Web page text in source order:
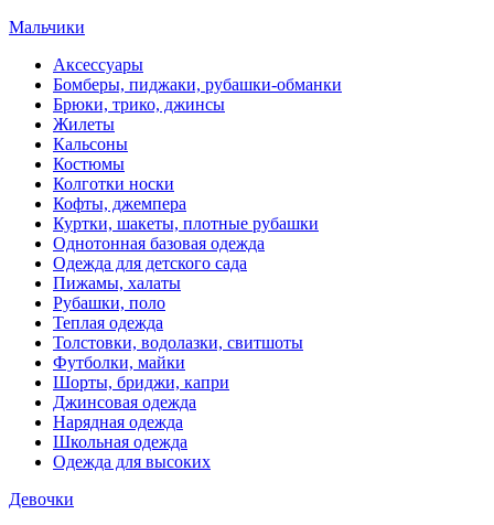
Мальчики
Аксессуары
Бомберы, пиджаки, рубашки-обманки
Брюки, трико, джинсы
Жилеты
Кальсоны
Костюмы
Колготки носки
Кофты, джемпера
Куртки, шакеты, плотные рубашки
Однотонная базовая одежда
Одежда для детского сада
Пижамы, халаты
Рубашки, поло
Теплая одежда
Толстовки, водолазки, свитшоты
Футболки, майки
Шорты, бриджи, капри
Джинсовая одежда
Нарядная одежда
Школьная одежда
Одежда для высоких
Девочки